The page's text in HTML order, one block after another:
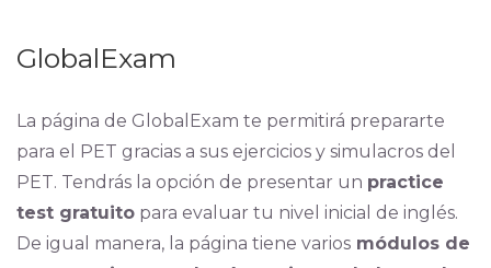
GlobalExam
La página de GlobalExam te permitirá prepararte
para el PET gracias a sus ejercicios y simulacros del
PET. Tendrás la opción de presentar un practice
test gratuito para evaluar tu nivel inicial de inglés.
De igual manera, la página tiene varios módulos de